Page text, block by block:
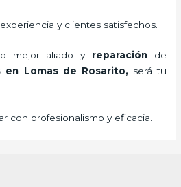
y clientes satisfechos.
mejor aliado y reparación de
en Lomas de Rosarito, será tu
con profesionalismo y eficacia.